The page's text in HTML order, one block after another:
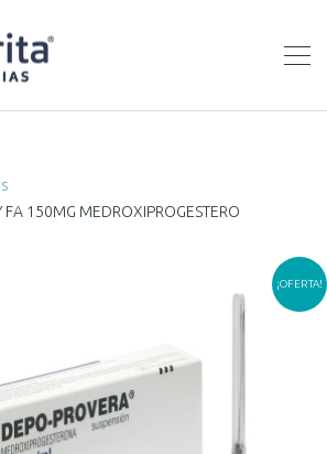
FA 150MG MEDROXIPROGESTERO
¡OFERTA!